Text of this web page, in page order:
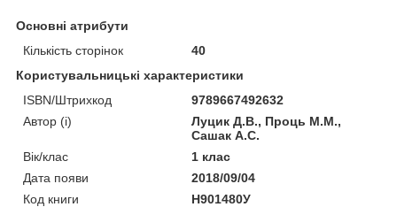
Основні атрибути
Кількість сторінок
40
Користувальницькі характеристики
ISBN/Штрихкод
9789667492632
Автор (і)
Луцик Д.В., Проць М.М.,
Сашак А.С.
Вік/клас
1 клас
Дата появи
2018/09/04
Код книги
Н901480У